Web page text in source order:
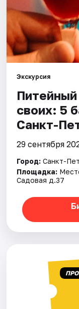
Экскурсии
Спорт
События
Города
Площадки
Артисты
Рейтинги
Экскурсия
своих: 5
Санкт-
29 сентября
Город: Санкт-
Площадка:
Садовая д.37